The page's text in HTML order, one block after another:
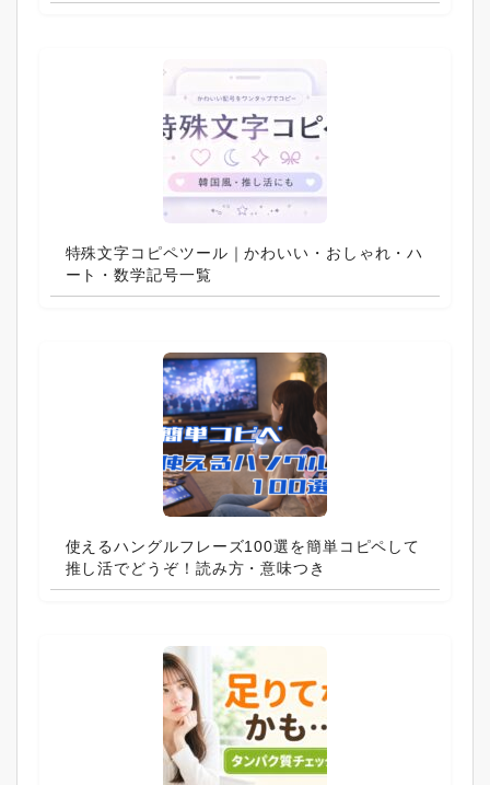
特殊文字コピペツール｜かわいい・おしゃれ・ハ
ート・数学記号一覧
使えるハングルフレーズ100選を簡単コピペして
推し活でどうぞ！読み方・意味つき